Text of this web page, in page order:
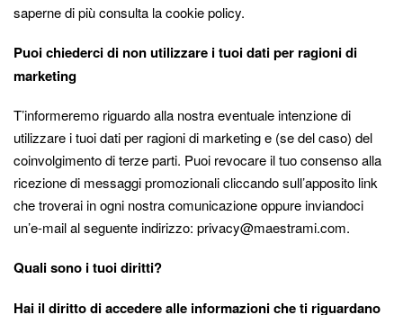
saperne di più consulta la cookie policy.
Puoi chiederci di non utilizzare i tuoi dati per ragioni di
marketing
T’informeremo riguardo alla nostra eventuale intenzione di
utilizzare i tuoi dati per ragioni di marketing e (se del caso) del
coinvolgimento di terze parti. Puoi revocare il tuo consenso alla
ricezione di messaggi promozionali cliccando sull’apposito link
che troverai in ogni nostra comunicazione oppure inviandoci
un’e-mail al seguente indirizzo: privacy@maestrami.com.
Quali sono i tuoi diritti?
Hai il diritto di accedere alle informazioni che ti riguardano